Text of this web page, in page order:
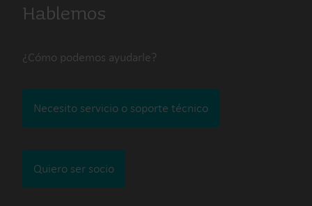
Hablemos
¿Cómo podemos ayudarle?
Necesito servicio o soporte técnico
Quiero ser socio